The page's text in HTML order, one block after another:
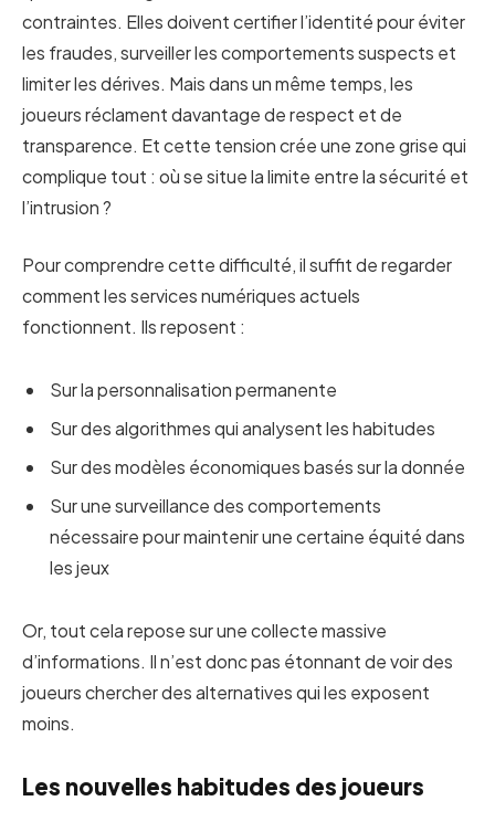
contraintes. Elles doivent certifier l’identité pour éviter
les fraudes, surveiller les comportements suspects et
limiter les dérives. Mais dans un même temps, les
joueurs réclament davantage de respect et de
transparence. Et cette tension crée une zone grise qui
complique tout : où se situe la limite entre la sécurité et
l’intrusion ?
Pour comprendre cette difficulté, il suffit de regarder
comment les services numériques actuels
fonctionnent. Ils reposent :
Sur la personnalisation permanente
Sur des algorithmes qui analysent les habitudes
Sur des modèles économiques basés sur la donnée
Sur une surveillance des comportements
nécessaire pour maintenir une certaine équité dans
les jeux
Or, tout cela repose sur une collecte massive
d’informations. Il n’est donc pas étonnant de voir des
joueurs chercher des alternatives qui les exposent
moins.
Les nouvelles habitudes des joueurs